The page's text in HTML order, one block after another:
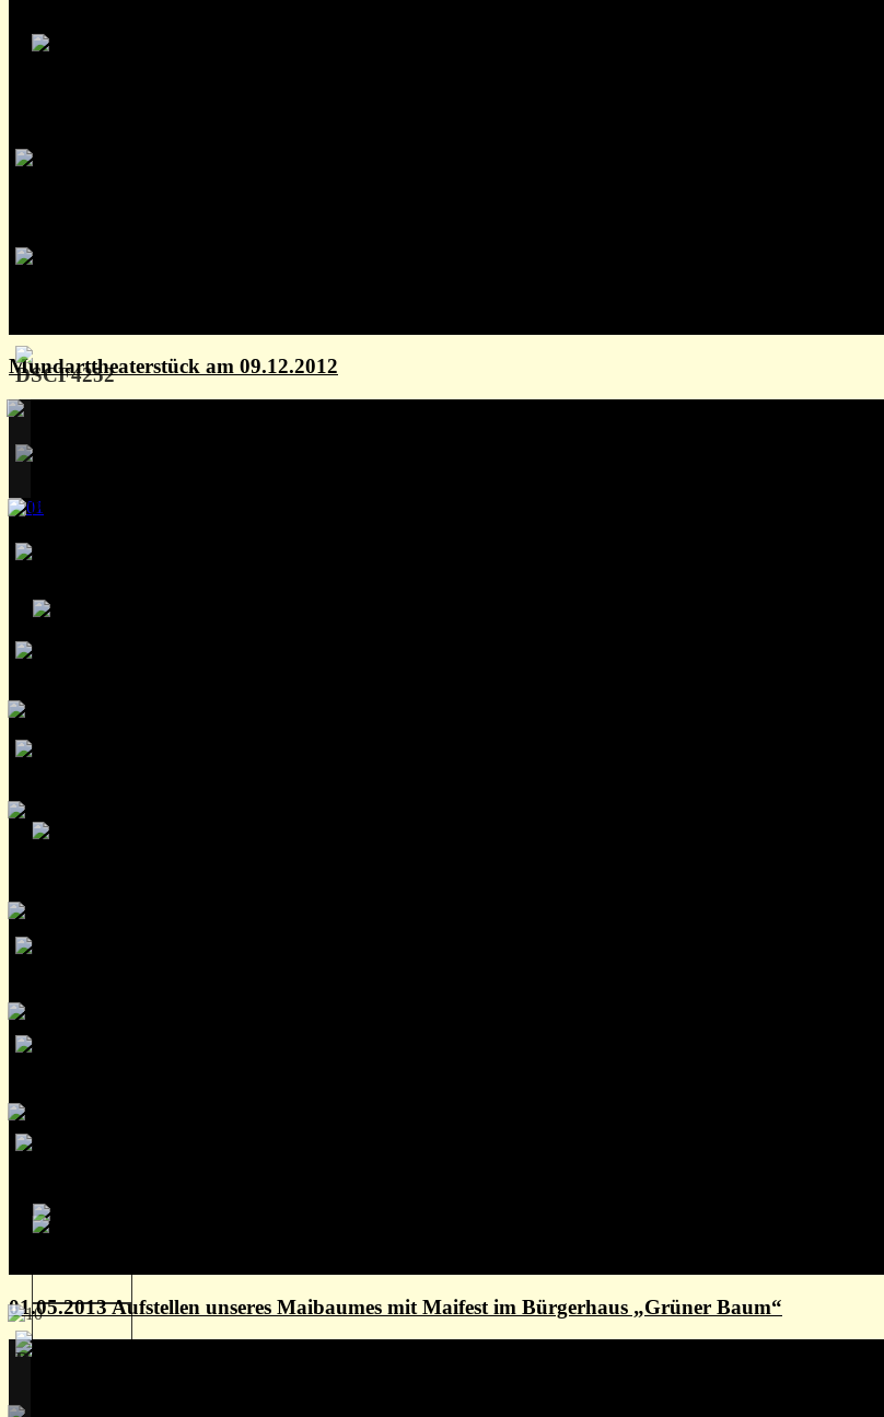
Mundarttheaterstück am 09.12.2012
01.05.2013 Aufstellen unseres Maibaumes mit Maifest im Bürgerhaus „Grüner Baum“